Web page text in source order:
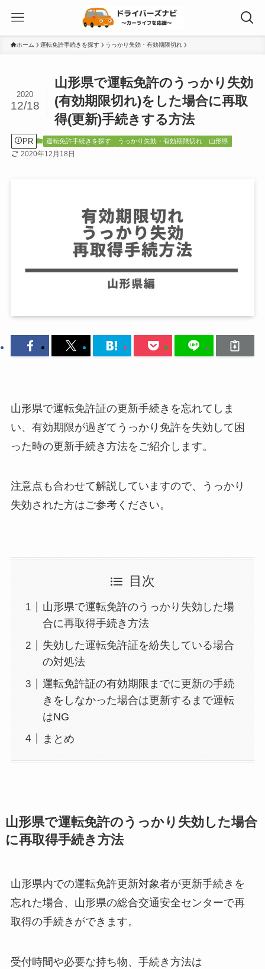
ホーム 運転免許手続きを探す うっかり失効・有効期限切れ
山形県で運転免許のうっかり失効
(有効期限切れ)をした場合に再取
得(更新)手続きする方法
2020
12/18
PR 運転免許手続きを探す うっかり失効・有効期限切れ 山形県
2020年12月18日
山形県で運転免許証の更新手続きを忘れてしま
い、有効期限が過ぎてうっかり免許を失効して困
った時の更新手続き方法をご紹介します。
注意点も合わせて解説していますので、うっかり
失効された方はご参考ください。
目次
山形県で運転免許のうっかり失効した場
合に再取得手続き方法
失効した運転免許証を紛失している場合
の対処法
運転免許証の有効期限までに更新の手続
きをしなかった場合は更新するまで運転
はNG
まとめ
山形県で運転免許のうっかり失効した場合
に再取得手続き方法
山形県内での運転免許更新対象者が更新手続きを
忘れた場合、山形県の総合交通安全センターで再
取得の手続きができます。
受付時間や必要な持ち物、手続き方法は